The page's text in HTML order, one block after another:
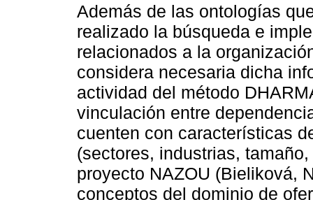
Además de las ontologías
realizado la búsqueda e
relacionados a la
considera necesaria dicha
actividad del método
vinculación entre
cuenten con características
(sectores, industrias,
proyecto NAZOU (Bieliková,
conceptos del dominio de